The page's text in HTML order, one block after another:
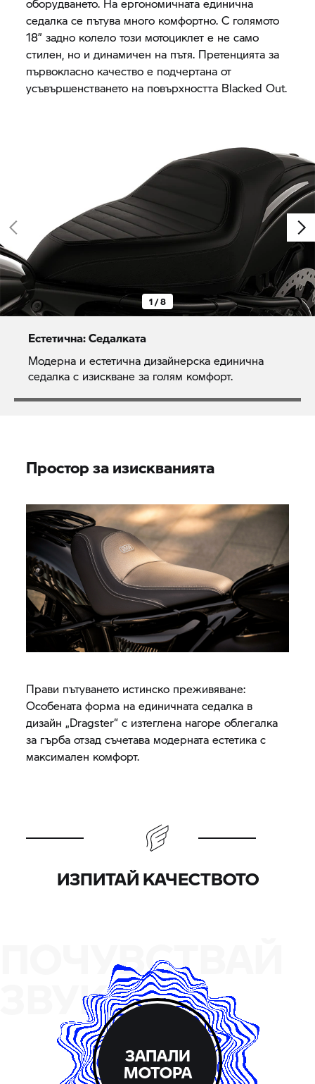
седалка се пътува много комфортно. С голямото
18” задно колело този мотоциклет е не само
стилен, но и динамичен на пътя. Претенцията за
първокласно качество е подчертана от
усъвършенстването на повърхността Blacked Out.
1 / 8
Естетична: Седалката
Модерна и естетична дизайнерска единична
седалка с изискване за голям комфорт.
Простор за изискванията
Прави пътуването истинско преживяване:
Особената форма на единичната седалка в
дизайн „Dragster“ с изтеглена нагоре облегалка
за гърба отзад съчетава модерната естетика с
максимален комфорт.
ИЗПИТАЙ КАЧЕСТВОТО
ПОЧУВСТВАЙ
ЗВУКА
ЗАПАЛИ
МОТОРА